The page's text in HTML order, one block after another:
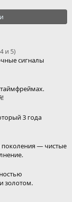
и 5)
сигналы
3 года
поколения — чистые
золотом.